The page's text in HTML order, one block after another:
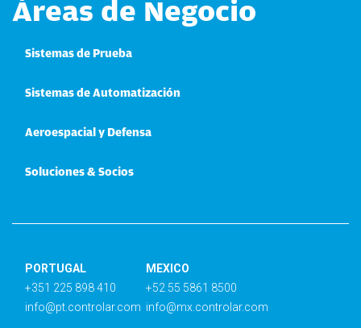
Áreas de Negocio
Sistemas de Prueba
Sistemas de Automatización
Aeroespacial y Defensa
Soluciones & Socios
PORTUGAL
+351 225 898 410
info@pt.controlar.com
MEXICO
+52 55 5861 8500
info@mx.controlar.com